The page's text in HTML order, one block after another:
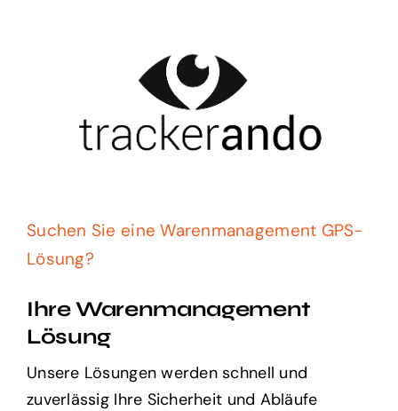
Suchen Sie eine Warenmanagement GPS-
Lösung?
Ihre Warenmanagement
Lösung
Unsere Lösungen werden schnell und
zuverlässig Ihre Sicherheit und Abläufe